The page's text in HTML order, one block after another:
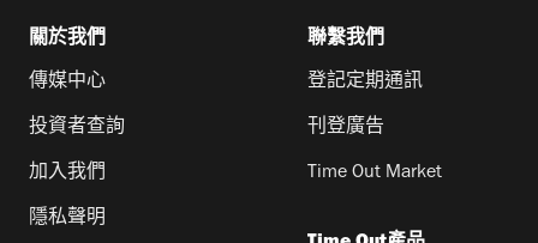
關於我們
傳媒中心
投資者查詢
加入我們
隱私聲明
聯繫我們
登記定期通訊
刊登廣告
Time Out Market